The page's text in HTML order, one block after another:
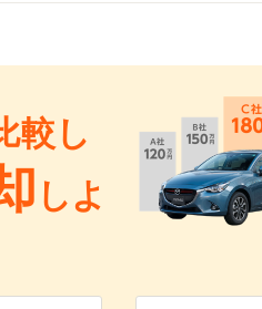
較し
しよ